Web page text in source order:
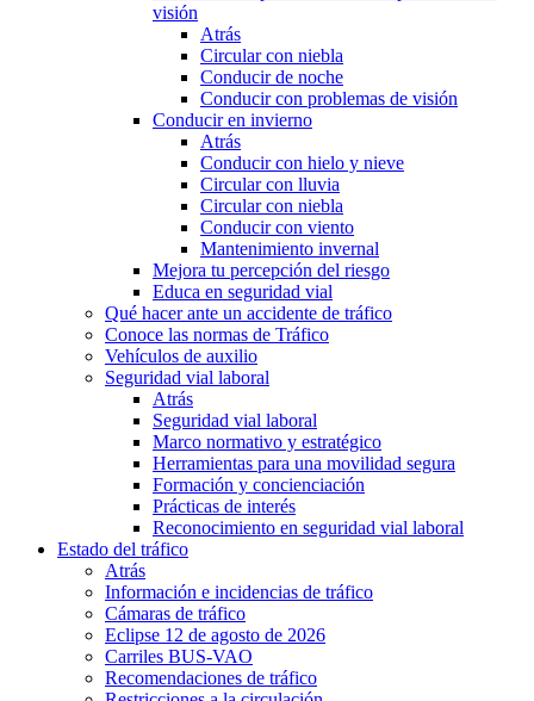
visión
Atrás
Circular con niebla
Conducir de noche
Conducir con problemas de visión
Conducir en invierno
Atrás
Conducir con hielo y nieve
Circular con lluvia
Circular con niebla
Conducir con viento
Mantenimiento invernal
Mejora tu percepción del riesgo
Educa en seguridad vial
Qué hacer ante un accidente de tráfico
Conoce las normas de Tráfico
Vehículos de auxilio
Seguridad vial laboral
Atrás
Seguridad vial laboral
Marco normativo y estratégico
Herramientas para una movilidad segura
Formación y concienciación
Prácticas de interés
Reconocimiento en seguridad vial laboral
Estado del tráfico
Atrás
Información e incidencias de tráfico
Cámaras de tráfico
Eclipse 12 de agosto de 2026
Carriles BUS-VAO
Recomendaciones de tráfico